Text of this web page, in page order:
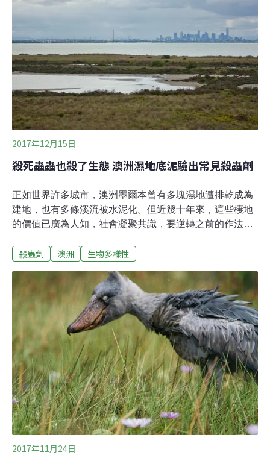
德（Hannah Clifford）說：「非常開心有這機會感謝所有
樂透迷，有他們的幫忙，我們才能夠維繫當地和全球濕地
的健康和多元性。」「很期待他們來參觀，希望他們會喜
歡這裡美麗的保留區和驚奇的野生動物。」「冬天參觀最
理想，大自然有壯闊的景象迎接大家，從嬌小的翠鳥到棲
息的澤鷂都有。」英國國家彩券的捐款對濕地中心的公益
工作有莫大的幫助
2017年12月15日
殺死蟲蟲也殺了生態 澳洲濕地底泥驗出常見殺蟲劑
正如世界許多城市，澳洲墨爾本曾有多塊濕地遭排乾成為
建地，也有多條溪流被水泥化。但近幾十年來，這些棲地
的價值已廣為人知，社會凝聚共識，要逆轉之前的作法。
濕地以及其中所棲息的生物至關重要。然而，墨爾本大學
泥的含量暴增了四倍。更糟糕的是，此種名叫畢芬寧
（bifenthrin）的殺蟲劑正在殺死當地的水中生物。研究團
隊針對的並非水中的污染物，而是那些積聚在濕地底泥中
的污染物。研究方式是檢驗沉積物中有哪些化學物質，以
及對棲息在底泥裡面及附近的生物有多大的毒害。畢芬寧
造成持久危害令他們意外的是，畢芬寧是所有檢出污染物
質中對生態的破壞性最大的。畢芬寧是一種合成殺蟲劑，
存在於許多家用防蟲噴劑，廣告說它安全、持久，對付蟲
害便宜又有效。畢芬寧對於昆蟲、蜘蛛、蟎類及魚類是有
毒的，但一般認為它對人畜較無害。由於製造畢
殺蟲劑 澳洲 生物多樣性
2017年11月24日